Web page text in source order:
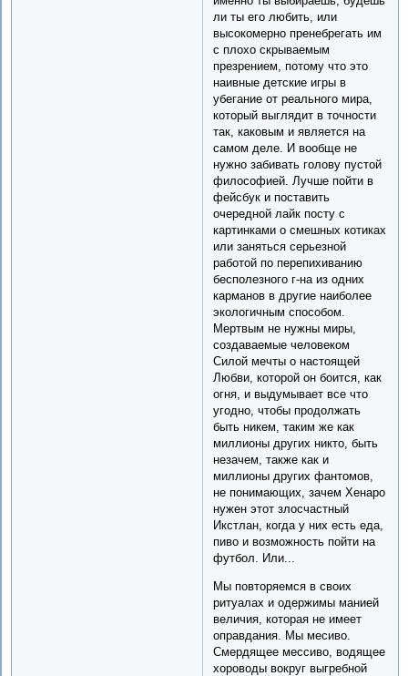
ли ты его любить, или
высокомерно пренебрегать им
с плохо скрываемым
презрением, потому что это
наивные детские игры в
убегание от реального мира,
который выглядит в точности
так, каковым и является на
самом деле. И вообще не
нужно забивать голову пустой
философией. Лучше пойти в
фейсбук и поставить
очередной лайк посту с
картинками о смешных котиках
или заняться серьезной
работой по перепихиванию
бесполезного г-на из одних
карманов в другие наиболее
экологичным способом.
Мертвым не нужны миры,
создаваемые человеком
Силой мечты о настоящей
Любви, которой он боится, как
огня, и выдумывает все что
угодно, чтобы продолжать
быть никем, таким же как
миллионы других никто, быть
незачем, также как и
миллионы других фантомов,
не понимающих, зачем Хенаро
нужен этот злосчастный
Икстлан, когда у них есть еда,
пиво и возможность пойти на
футбол. Или...
Мы повторяемся в своих
ритуалах и одержимы манией
величия, которая не имеет
оправдания. Мы месиво.
Смердящее мессиво, водящее
хороводы вокруг выгребной